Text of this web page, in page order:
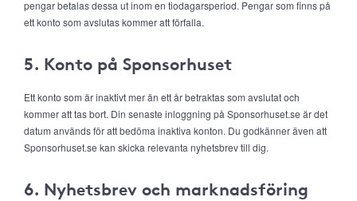
pengar betalas dessa ut inom en tiodagarsperiod. Pengar som finns på
ett konto som avslutas kommer att förfalla.
5. Konto på Sponsorhuset
Ett konto som är inaktivt mer än ett år betraktas som avslutat och
kommer att tas bort. Din senaste inloggning på Sponsorhuset.se är det
datum används för att bedöma inaktiva konton. Du godkänner även att
Sponsorhuset.se kan skicka relevanta nyhetsbrev till dig.
6. Nyhetsbrev och marknadsföring